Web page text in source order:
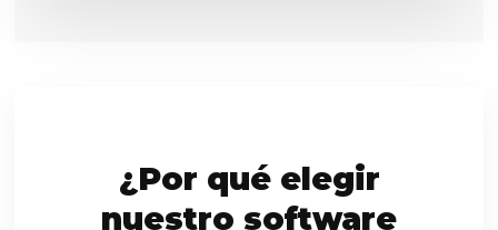
¿Por qué elegir
nuestro software